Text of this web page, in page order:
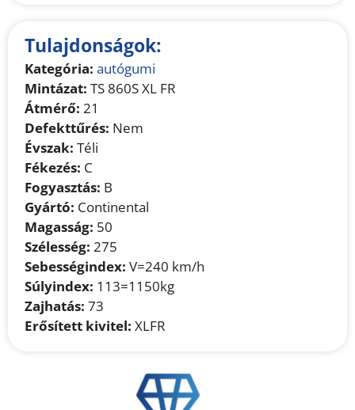
Tulajdonságok:
Kategória: autógumi
Mintázat: TS 860S XL FR
Átmérő: 21
Defekttűrés: Nem
Évszak: Téli
Fékezés: C
Fogyasztás: B
Gyártó: Continental
Magasság: 50
Szélesség: 275
Sebességindex: V=240 km/h
Súlyindex: 113=1150kg
Zajhatás: 73
Erősített kivitel: XLFR